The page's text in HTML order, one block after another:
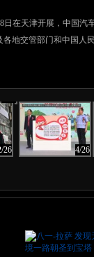
日在天津开展，中国
地交管部门和中国
26 4/26